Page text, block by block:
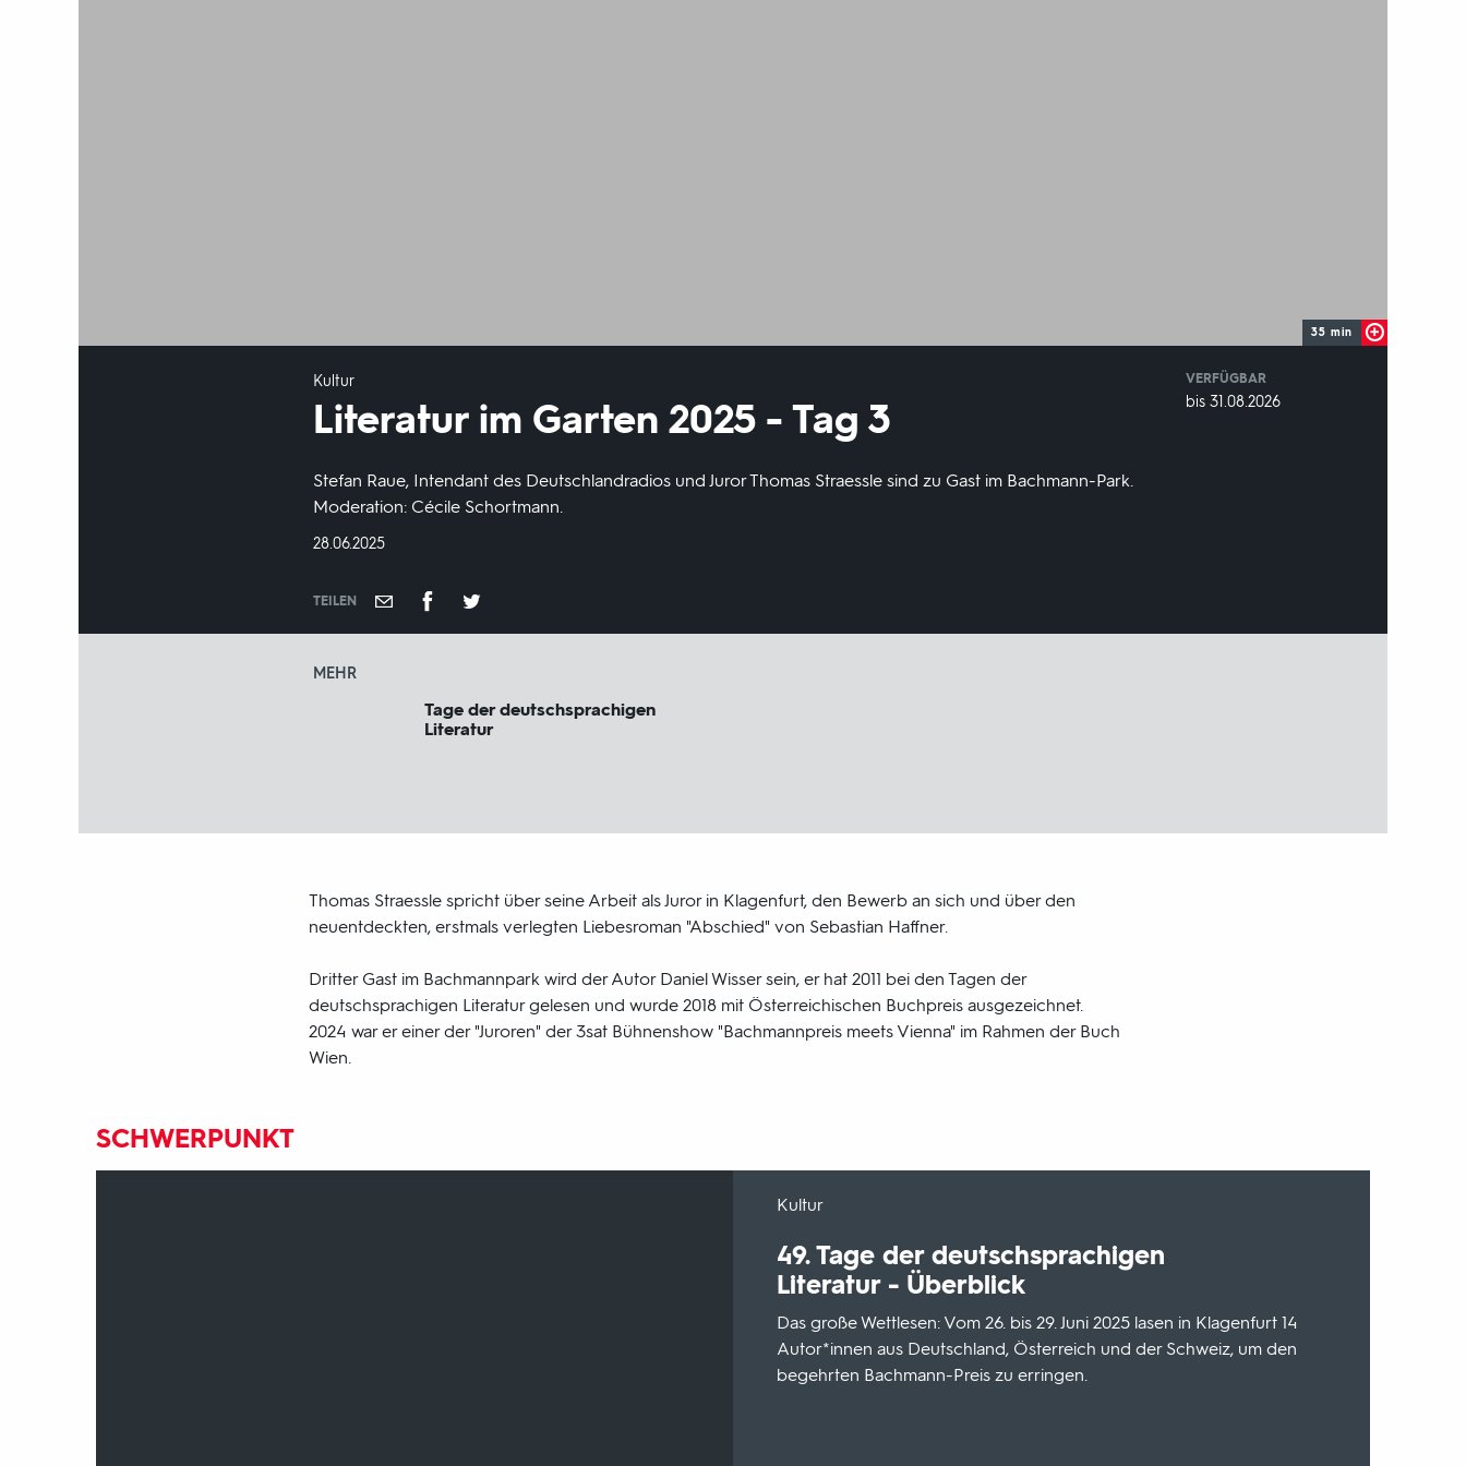
35 min
Kultur
Literatur im Garten 2025 - Tag 3
Stefan Raue, Intendant des Deutschlandradios und Juror Thomas Straessle sind zu Gast im Bachmann-Park.
Moderation: Cécile Schortmann.
DATUM:
28.06.2025
TEILEN
VERFÜGBAR
weltweit
VERFÜGBAR
bis 31.08.2026
MEHR
Tage der deutschsprachigen
Literatur
Thomas Straessle spricht über seine Arbeit als Juror in Klagenfurt, den Bewerb an sich und über den
neuentdeckten, erstmals verlegten Liebesroman "Abschied" von Sebastian Haffner.
Dritter Gast im Bachmannpark wird der Autor Daniel Wisser sein, er hat 2011 bei den Tagen der
deutschsprachigen Literatur gelesen und wurde 2018 mit Österreichischen Buchpreis ausgezeichnet.
2024 war er einer der "Juroren" der 3sat Bühnenshow "Bachmannpreis meets Vienna" im Rahmen der Buch
Wien.
SCHWERPUNKT
Kultur-
49. Tage der deutschsprachigen
Literatur - Überblick
Das große Wettlesen: Vom 26. bis 29. Juni 2025 lasen in Klagenfurt 14
Autor*innen aus Deutschland, Österreich und der Schweiz, um den
begehrten Bachmann-Preis zu erringen.